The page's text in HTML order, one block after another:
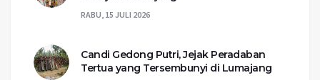
RABU, 15 JULI 2026
Candi Gedong Putri, Jejak Peradaban
Tertua yang Tersembunyi di Lumajang